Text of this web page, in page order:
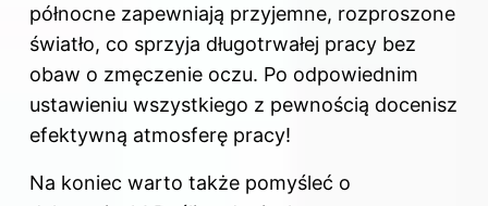
północne zapewniają przyjemne, rozproszone
światło, co sprzyja długotrwałej pracy bez
obaw o zmęczenie oczu. Po odpowiednim
ustawieniu wszystkiego z pewnością docenisz
efektywną atmosferę pracy!
Na koniec warto także pomyśleć o